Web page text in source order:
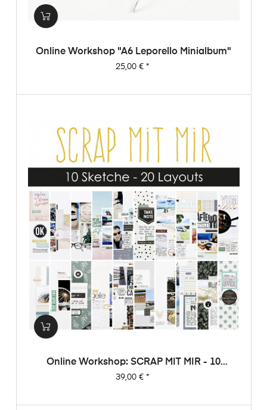
Online Workshop "A6 Leporello Minialbum"
Preis
25,00 €*
Online Workshop: SCRAP MIT MIR - 10
Sketche, 20 Layouts, Unendlich Viel
Preis
39,00 €*